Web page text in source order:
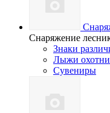
Снаряжение
Знаки
Лыжи
Сувениры